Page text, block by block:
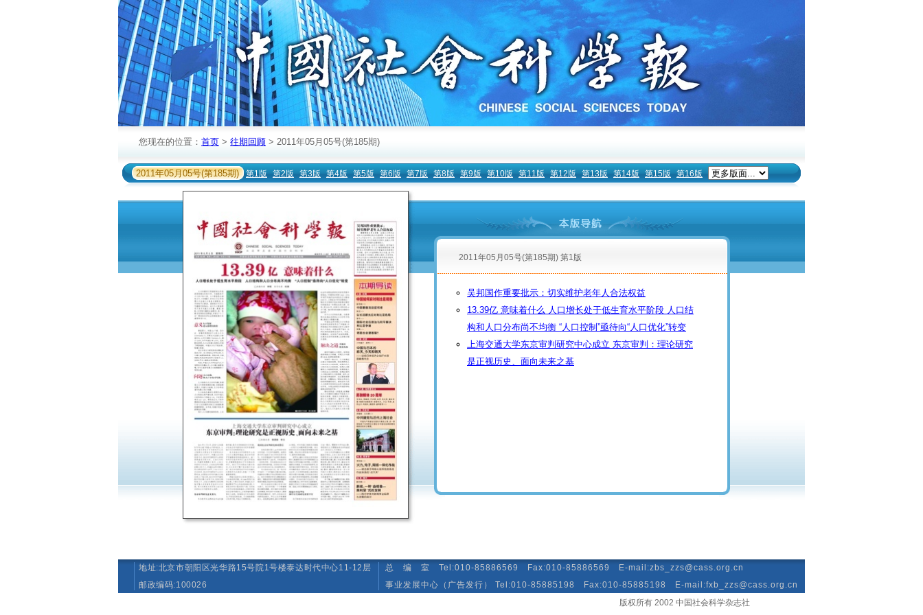
您现在的位置： 首页 > 往期回顾 > 2011年05月05号(第185期)
2011年05月05号(第185期) 第1版 第2版 第3版 第4版 第5版 第6版 第7版 第8版 第9版 第10版 第11版 第12版 第13版 第14版 第15版 第16版
2011年05月05号(第185期) 第1版
吴邦国作重要批示：切实维护老年人合法权益
13.39亿 意味着什么 人口增长处于低生育水平阶段 人口结
构和人口分布尚不均衡 “人口控制”亟待向“人口优化”转变
上海交通大学东京审判研究中心成立 东京审判：理论研究
是正视历史、面向未来之基
地址:北京市朝阳区光华路15号院1号楼泰达时代中心11-12层
邮政编码:100026
总 编 室 Tel:010-85886569 Fax:010-85886569 E-mail:zbs_zzs@cass.org.cn
事业发展中心（广告发行） Tel:010-85885198 Fax:010-85885198 E-mail:fxb_zzs@cass.org.cn
版权所有 2002 中国社会科学杂志社